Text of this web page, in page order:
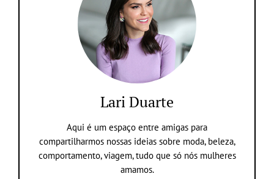
Lari Duarte
Aqui é um espaço entre amigas para
compartilharmos nossas ideias sobre moda, beleza,
comportamento, viagem, tudo que só nós mulheres
amamos.